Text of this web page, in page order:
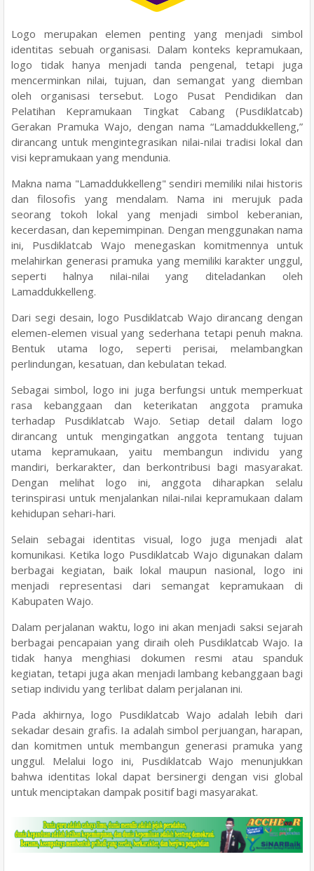
Logo merupakan elemen penting yang menjadi simbol
identitas sebuah organisasi. Dalam konteks kepramukaan,
logo tidak hanya menjadi tanda pengenal, tetapi juga
mencerminkan nilai, tujuan, dan semangat yang diemban
oleh organisasi tersebut. Logo Pusat Pendidikan dan
Pelatihan Kepramukaan Tingkat Cabang (Pusdiklatcab)
Gerakan Pramuka Wajo, dengan nama “Lamaddukkelleng,”
dirancang untuk mengintegrasikan nilai-nilai tradisi lokal dan
visi kepramukaan yang mendunia.
Makna nama "Lamaddukkelleng" sendiri memiliki nilai historis
dan filosofis yang mendalam. Nama ini merujuk pada
seorang tokoh lokal yang menjadi simbol keberanian,
kecerdasan, dan kepemimpinan. Dengan menggunakan nama
ini, Pusdiklatcab Wajo menegaskan komitmennya untuk
melahirkan generasi pramuka yang memiliki karakter unggul,
seperti halnya nilai-nilai yang diteladankan oleh
Lamaddukkelleng.
Dari segi desain, logo Pusdiklatcab Wajo dirancang dengan
elemen-elemen visual yang sederhana tetapi penuh makna.
Bentuk utama logo, seperti perisai, melambangkan
perlindungan, kesatuan, dan kebulatan tekad.
Sebagai simbol, logo ini juga berfungsi untuk memperkuat
rasa kebanggaan dan keterikatan anggota pramuka
terhadap Pusdiklatcab Wajo. Setiap detail dalam logo
dirancang untuk mengingatkan anggota tentang tujuan
utama kepramukaan, yaitu membangun individu yang
mandiri, berkarakter, dan berkontribusi bagi masyarakat.
Dengan melihat logo ini, anggota diharapkan selalu
terinspirasi untuk menjalankan nilai-nilai kepramukaan dalam
kehidupan sehari-hari.
Selain sebagai identitas visual, logo juga menjadi alat
komunikasi. Ketika logo Pusdiklatcab Wajo digunakan dalam
berbagai kegiatan, baik lokal maupun nasional, logo ini
menjadi representasi dari semangat kepramukaan di
Kabupaten Wajo.
Dalam perjalanan waktu, logo ini akan menjadi saksi sejarah
berbagai pencapaian yang diraih oleh Pusdiklatcab Wajo. Ia
tidak hanya menghiasi dokumen resmi atau spanduk
kegiatan, tetapi juga akan menjadi lambang kebanggaan bagi
setiap individu yang terlibat dalam perjalanan ini.
Pada akhirnya, logo Pusdiklatcab Wajo adalah lebih dari
sekadar desain grafis. Ia adalah simbol perjuangan, harapan,
dan komitmen untuk membangun generasi pramuka yang
unggul. Melalui logo ini, Pusdiklatcab Wajo menunjukkan
bahwa identitas lokal dapat bersinergi dengan visi global
untuk menciptakan dampak positif bagi masyarakat.